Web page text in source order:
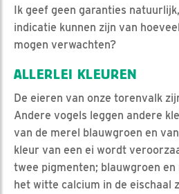
Ik geef geen garanties
indicatie kunnen zijn van
mogen verwachten?
ALLERLEI KLEUREN
De eieren van onze torenvalk
Andere vogels leggen andere
van de merel blauwgroen en
kleur van een ei wordt
twee pigmenten; blauwgroen
het witte calcium in de eischaal